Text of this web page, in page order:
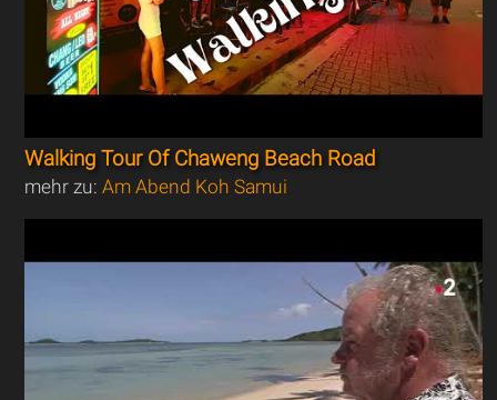
Walking Tour Of Chaweng Beach Road
mehr zu:Am Abend Koh Samui